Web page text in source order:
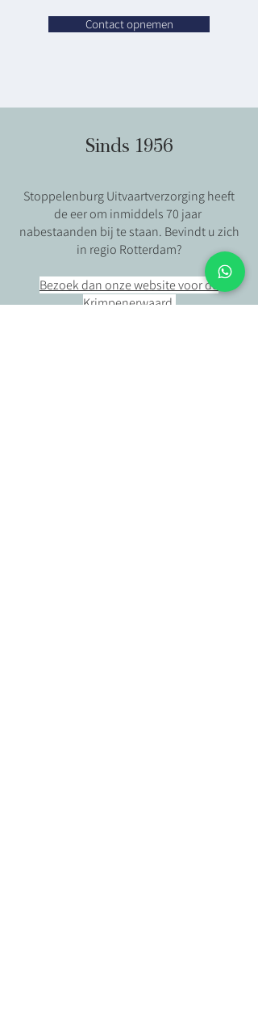
Contact opnemen
Sinds 1956
Stoppelenburg Uitvaartverzorging heeft
de eer om inmiddels 70 jaar
nabestaanden bij te staan. Bevindt u zich
in regio Rotterdam?
Bezoek dan onze website voor de
Krimpenerwaard.